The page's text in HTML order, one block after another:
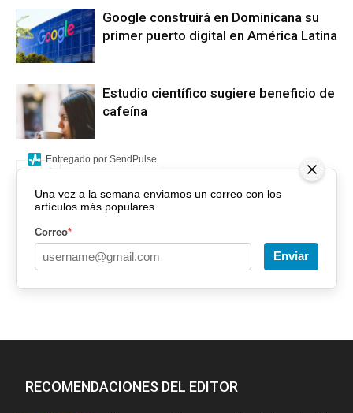
Google construirá en Dominicana su
primer puerto digital en América Latina
Estudio científico sugiere beneficio de
cafeína
Una vez a la semana enviamos un correo con los
artículos más populares.
Correo*
Enviar
Entregado por SendPulse
RECOMENDACIONES DEL EDITOR